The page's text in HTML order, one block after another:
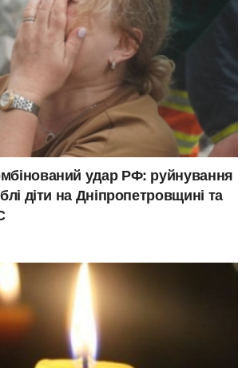
удар РФ: руйнування
діти на Дніпропетровщині та